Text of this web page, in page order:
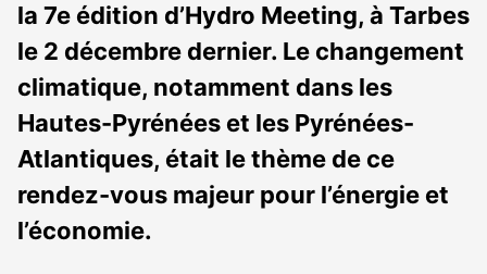
la 7e édition d’Hydro Meeting, à Tarbes
le 2 décembre dernier. Le changement
climatique, notamment dans les
Hautes-Pyrénées et les Pyrénées-
Atlantiques, était le thème de ce
rendez-vous majeur pour l’énergie et
l’économie.